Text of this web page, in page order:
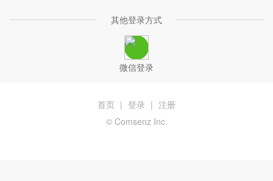
其他登录方式
微信登录
首页 | 登录 | 注册
© Comsenz Inc.